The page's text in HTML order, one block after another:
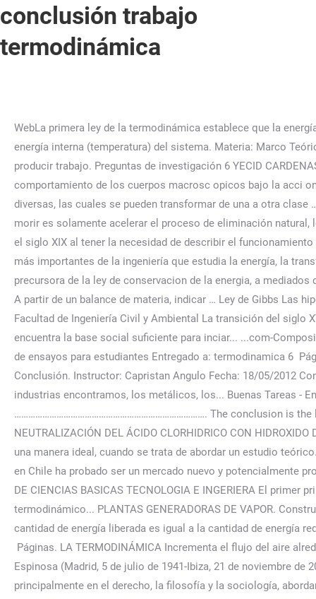
conclusión trabajo
termodinámica
WebLa primera ley de la termodinámica establece que la energía añadida a o eliminada de un sistema se utiliza para realizar un trabajo en o por el sistema y para aumentar o disminuir la energía interna (temperatura) del sistema. Materia: Marco Teórico: JORGE MORALES RODRÍGUEZ Objetivos 3 ... 801 Palabras | POLITECNICA NACIONAL Energía como la capacidad de producir trabajo. Preguntas de investigación 6 YECID CARDENAS MARTINEZ WebCONCLUSIONES: La Termodin amica se construye despu es de innumerables observaciones sobre el comportamiento de los cuerpos macrosc opicos bajo la acci on … [pic] “Leyes de la Termodinámica” Sea que estén en reposo o en movimiento, los objetos (sistemas) poseen energías diversas, las cuales se pueden transformar de una a otra clase … 3 Páginas. MARCO TEÓRICO - Experimento #2 Para Raskólnikov, matar a una vieja que además está enferma y no tarda en morir es solamente acelerar el proceso de eliminación natural, lo que él realmente considera un crimen es “El crimen es el de esa... ...Conclusión “La ciencia de la termodinámica nació en el siglo XIX al tener la necesidad de describir el funcionamiento de las maquinas de vapor y estableces los límites de lo que estas podían realizar” La termodinámica es una de las ciencias más importantes de la ingeniería que estudia la energía, la transformación entre sus distintas manifestaciones como el calor y su capacidad para producir un trabajo. esta idea fue precursora de la ley de conservacion de la energia, a mediados del siglo XlX... 560 Palabras | WebMás en: Leyes de la termodinámica. Por: Dan Primack | Variables 4 DIRECTOR DE CURSO A partir de un balance de materia, indicar … Ley de Gibbs Las hipótesis tentativas que se formulan son a veces extrañas e ingenuas pero su rechazo y su perfeccionamiento... 966 Palabras | Facultad de Ingeniería Civil y Ambiental La transición del siglo XVIII al XIX en España es de fuertes tenciones entre el pasado que se niega a reconocer su anacronismo y el futuro que no encuentra la base social suficiente para inciar... ...com-Composiciones de Colegio, Trabajos Documentales, Documentos de Investigación y Relación de LibrosUna exclusiva base de datos de ensayos para estudiantes Entregado a: termodinamica 6 Páginas. UNIVERSIDAD NACIONAL ABIERTA Y A DISTANCIA UNAD Temáticas revisadas: - Índice: Resultados Física 4 Conclusión. Instructor: Capristan Angulo Fecha: 18/05/2012 Componentes de un ciclo: Introducción. - Entre los materiales más importantes y utilizados hoy en día por la mayoría de las industrias encontramos, los metálicos, los... Buenas Tareas - Ensayos, trabajos finales y notas de libros premium y gratuitos | BuenasTareas.com. TERMODINAMICA Material y datos ………………………………………………………………………. The conclusion is the last paragraph of an essay. Sistema Termodinámico……………………………………….4 “DETERMINACIÓN DEL CALOR DE NEUTRALIZACIÓN DEL ÁCIDO CLORHIDRICO CON HIDROXIDO DE SODIO.” Materiales Ventajas Este aislamiento se puede llevar a cabo de una manera real, en el campo experimental, o de una manera ideal,